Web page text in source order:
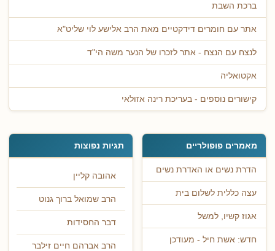
ברכת השבת
אתר עם חומרים דידקטיים מאת הרב אלישע לוי שליט"א
לנצח עם הנצח - אתר לזכרו של הנער משה הי"ד
אקטואליה
קישורים נוספים - בעריכת רינה אזולאי
מאמרים פופולריים
הדרת נשים או האדרת נשים
עצה כללית לשלום בית
אגוז קשיו, למשל
חדש: אשת חיל - מעודכן
תגיות נפוצות
אהובה קליין
הרב שמואל ברוך גנוט
דבר החסידות
הרב אברהם חיים זילבר